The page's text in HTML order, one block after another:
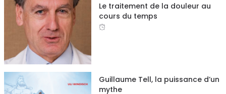
Le traitement de la douleur au
cours du temps
Guillaume Tell, la puissance d’un
mythe